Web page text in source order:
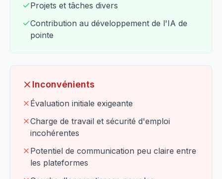
Projets et tâches divers
Contribution au développement de l'IA de
pointe
Inconvénients
Évaluation initiale exigeante
Charge de travail et sécurité d'emploi
incohérentes
Potentiel de communication peu claire entre
les plateformes